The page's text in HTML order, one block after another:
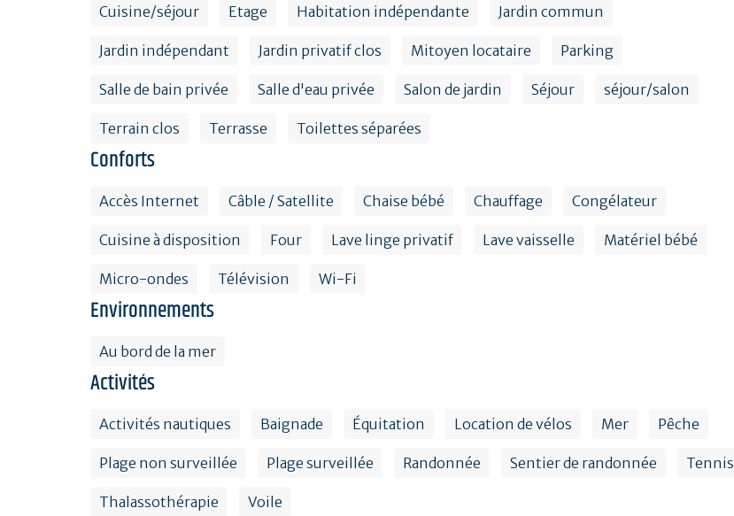
Cuisine/séjour Etage Habitation indépendante Jardin commun
Jardin indépendant Jardin privatif clos Mitoyen locataire Parking
Salle de bain privée Salle d'eau privée Salon de jardin Séjour séjour/salon
Terrain clos Terrasse Toilettes séparées
Conforts
Accès Internet Câble / Satellite Chaise bébé Chauffage Congélateur
Cuisine à disposition Four Lave linge privatif Lave vaisselle Matériel bébé
Micro-ondes Télévision Wi-Fi
Environnements
Au bord de la mer
Activités
Activités nautiques Baignade Équitation Location de vélos Mer Pêche
Plage non surveillée Plage surveillée Randonnée Sentier de randonnée Tennis
Thalassothérapie Voile